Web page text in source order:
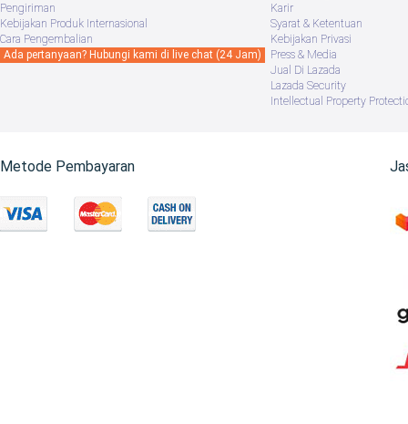
Pengiriman
Kebijakan Produk Internasional
Cara Pengembalian
Ada pertanyaan? Hubungi kami di live chat (24 Jam)
Karir
Syarat & Ketentuan
Kebijakan Privasi
Press & Media
Jual Di Lazada
Lazada Security
Intellectual Property
Metode Pembayaran